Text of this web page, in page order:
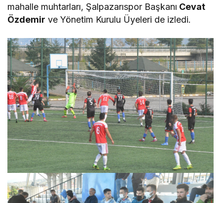
mahalle muhtarları, Şalpazarıspor Başkanı Cevat
Özdemir ve Yönetim Kurulu Üyeleri de izledi.